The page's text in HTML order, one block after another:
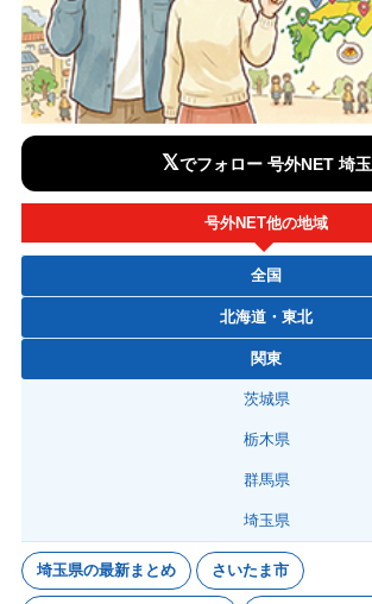
𝕏でフォロー 号外NET 埼玉
号外NET他の地域
全国
北海道・東北
関東
茨城県
栃木県
群馬県
埼玉県
埼玉県の最新まとめ さいたま市